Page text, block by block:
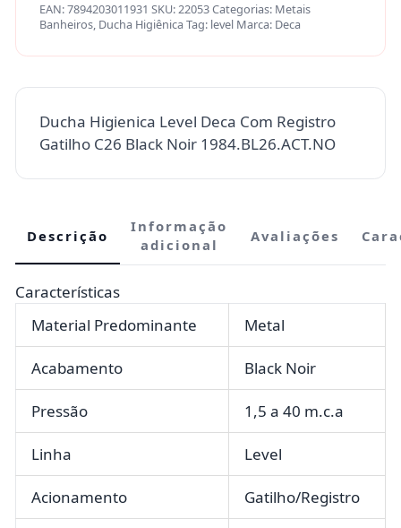
EAN:7894203011931 SKU:22053Categorias: Metais
Banheiros, Ducha Higiênica Tag: level Marca: Deca
Ducha Higienica Level Deca Com Registro
Gatilho C26 Black Noir 1984.BL26.ACT.NO
Descrição
Informação
adicional
Avaliações
Características
Material Predominante
Metal
Acabamento Black Noir
Pressão 1,5 a 40 m.c.a
Linha Level
Acionamento Gatilho/Registro